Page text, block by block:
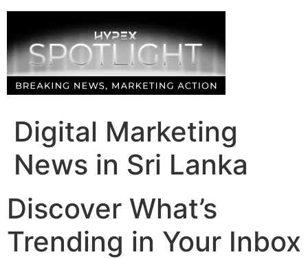
Skip
content
Digital Marketing
News in Sri Lanka
Discover What’s
Trending in Your Inbox